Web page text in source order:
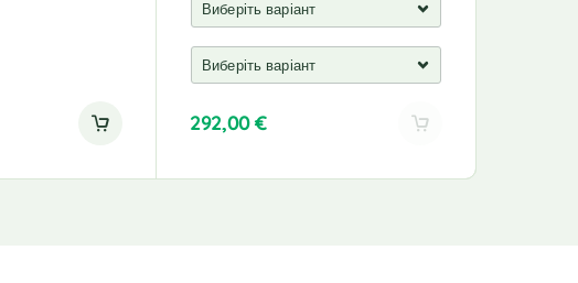
292,00€
l